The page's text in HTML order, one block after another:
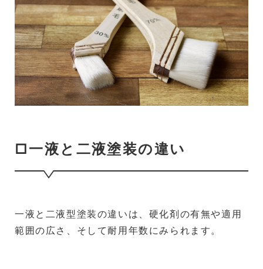
□一液と二液塗装の違い
一液と二液型塗装の違いは、硬化剤の有無や適用
範囲の広さ、そして耐用年数にみられます。